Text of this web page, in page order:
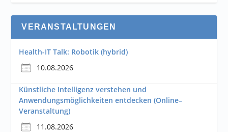
VERANSTALTUNGEN
Health-IT Talk: Robotik (hybrid)
10.08.2026
Künstliche Intelligenz verstehen und
Anwendungsmöglichkeiten entdecken (Online–
Veranstaltung)
11.08.2026